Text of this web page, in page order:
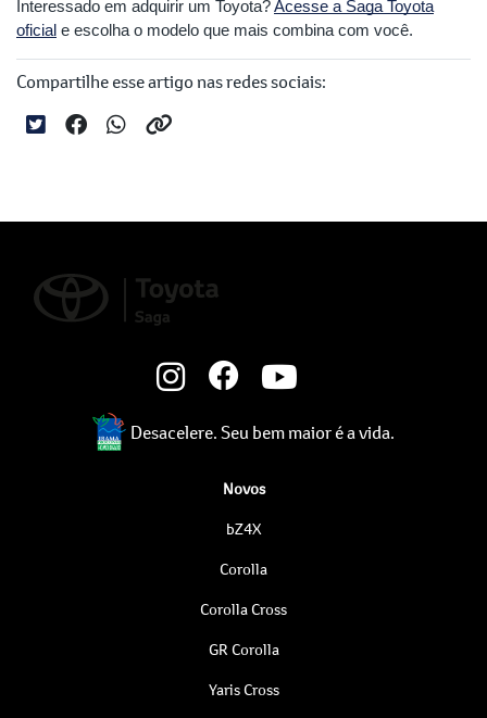
Interessado em adquirir um Toyota?Acesse a Saga Toyota
oficial e escolha o modelo que mais combina com você.
Compartilhe esse artigo nas redes sociais:
Desacelere. Seu bem maior é a vida.
Novos
bZ4X
Corolla
Corolla Cross
GR Corolla
Yaris Cross